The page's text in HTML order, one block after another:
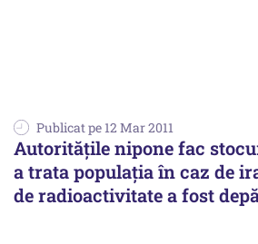
Publicat pe 12 Mar 2011
Autoritățile nipone fac
a trata populația în caz de
de radioactivitate a fost